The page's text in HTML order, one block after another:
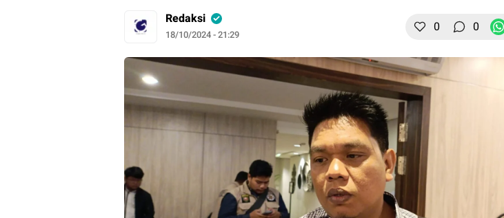
Redaksi
18/10/2024 - 21:29 0 0